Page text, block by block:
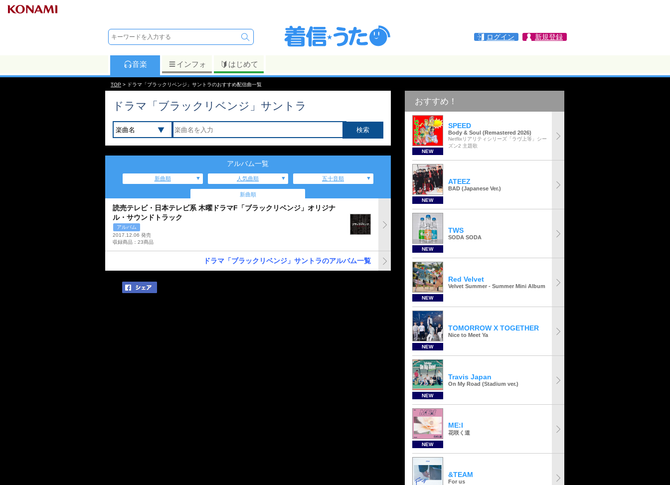
ログイン 新規登録
音楽 インフォ はじめて
TOP > ドラマ「ブラックリベンジ」サントラのおすすめ配信曲一覧
ドラマ「ブラックリベンジ」サントラ
アルバム一覧
新曲順 人気曲順 五十音順
新曲順
読売テレビ・日本テレビ系 木曜ドラマF「ブラックリベンジ」オリジナ
ル・サウンドトラック
アルバム
2017.12.06 発売
収録商品：23商品
ドラマ「ブラックリベンジ」サントラのアルバム一覧
おすすめ！
NEW
SPEED
Body & Soul (Remastered 2026)
Netflixリアリティシリーズ「ラヴ上等」シー
ズン2 主題歌
NEW
ATEEZ
BAD (Japanese Ver.)
NEW
TWS
SODA SODA
NEW
Red Velvet
Velvet Summer - Summer Mini Album
NEW
TOMORROW X TOGETHER
Nice to Meet Ya
NEW
Travis Japan
On My Road (Stadium ver.)
NEW
ME:I
花咲く道
&TEAM
For us